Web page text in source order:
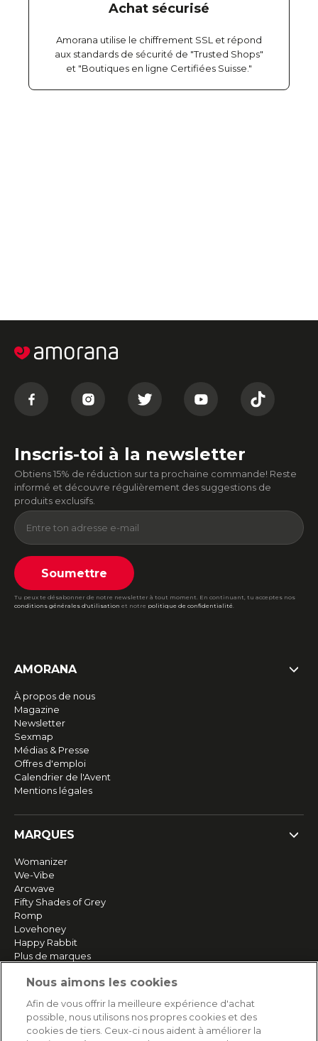
Achat sécurisé
Amorana utilise le chiffrement SSL et répond
aux standards de sécurité de "Trusted Shops"
et "Boutiques en ligne Certifiées Suisse."
Inscris-toi à la newsletter
Obtiens 15% de réduction sur ta prochaine commande! Reste
informé et découvre régulièrement des suggestions de
produits exclusifs.
Soumettre
Tu peux te désabonner de notre newsletter à tout moment. En continuant, tu acceptes nos
conditions générales d'utilisation et notre politique de confidentialité.
AMORANA
À propos de nous
Magazine
Newsletter
Sexmap
Médias & Presse
Offres d'emploi
Calendrier de l'Avent
Mentions légales
MARQUES
Womanizer
We-Vibe
Arcwave
Fifty Shades of Grey
Romp
Lovehoney
Happy Rabbit
Plus de marques
SERVICE
Livraison rapide et gratuite
Nous aimons les cookies
Afin de vous offrir la meilleure expérience d'achat
possible, nous utilisons nos propres cookies et des
cookies de tiers. Ceux-ci nous aident à améliorer la